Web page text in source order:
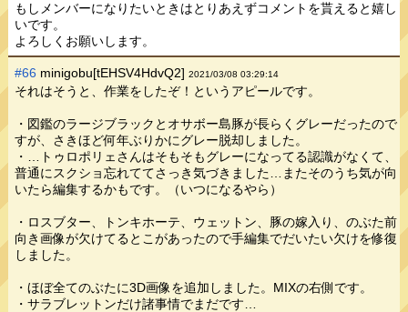
もしメンバーになりたいときはとりあえずコメントを貰えると嬉し
いです。
よろしくお願いします。
#66 minigobu[tEHSV4HdvQ2]2021/03/08 03:29:14
それはそうと、作業をしたぞ！というアピールです。
・図鑑のラージブラックとオサボー島豚が長らくグレーだったので
すが、さきほど何年ぶりかにグレー脱却しました。
・…トゥロポリェさんはそもそもグレーになってる認識がなくて、
普通にスクショ忘れててさっき気づきました…またそのうち気が向
いたら編集するかもです。（いつになるやら）
・ロスブター、トンキホーテ、ウェットン、豚の嫁入り、のぶた前
向き画像が欠けてるとこがあったので手編集でだいたい欠けを修復
しました。
・ほぼ全てのぶたに3D画像を追加しました。MIXの右側です。
・サラブレットンだけ諸事情でまだです…